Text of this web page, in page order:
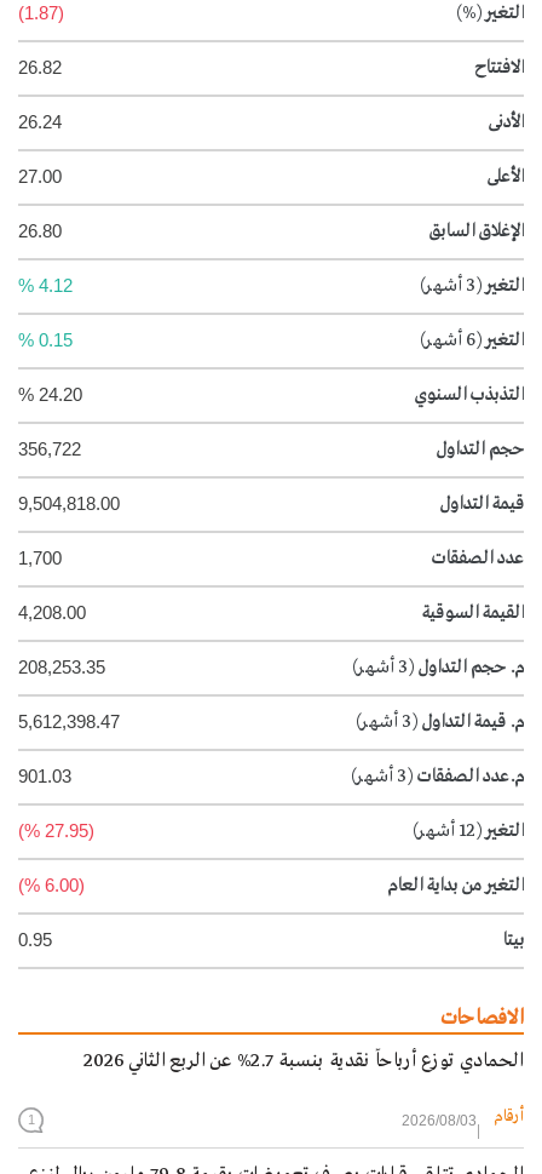
التغير(%)
(1.87)
الافتتاح 26.82
الأدنى 26.24
الأعلى 27.00
الإغلاق السابق 26.80
التغير(3 أشهر) 4.12 %
التغير(6 أشهر) 0.15 %
التذبذب السنوي 24.20 %
حجم التداول 356,722
قيمة التداول 9,504,818.00
عدد الصفقات 1,700
القيمة السوقية 4,208.00
م. حجم التداول (3 أشهر) 208,253.35
م. قيمة التداول (3 أشهر) 5,612,398.47
م.عدد الصفقات (3 أشهر) 901.03
التغير(12 أشهر) (27.95 %)
التغير من بداية العام (6.00 %)
بيتا 0.95
الافصاحات
الحمادي توزع أرباحاً نقدية بنسبة 2.7% عن الربع الثاني 2026
أرقام 2026/08/03
1